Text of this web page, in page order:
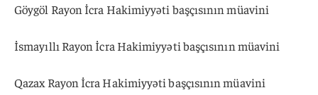
Göygöl Rayon İcra Hakimiyyəti başçısının müavini
İsmayıllı Rayon İcra Hakimiyyəti başçısının müavini
Qazax Rayon İcra Hakimiyyəti başçısının müavini